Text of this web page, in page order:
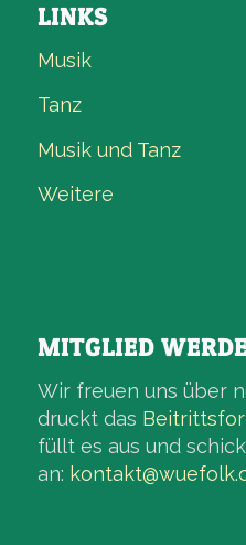
LINKS
Musik
Tanz
Musik und Tanz
Weitere
MITGLIED
Wir freuen uns über
druckt das
füllt es aus und
an: